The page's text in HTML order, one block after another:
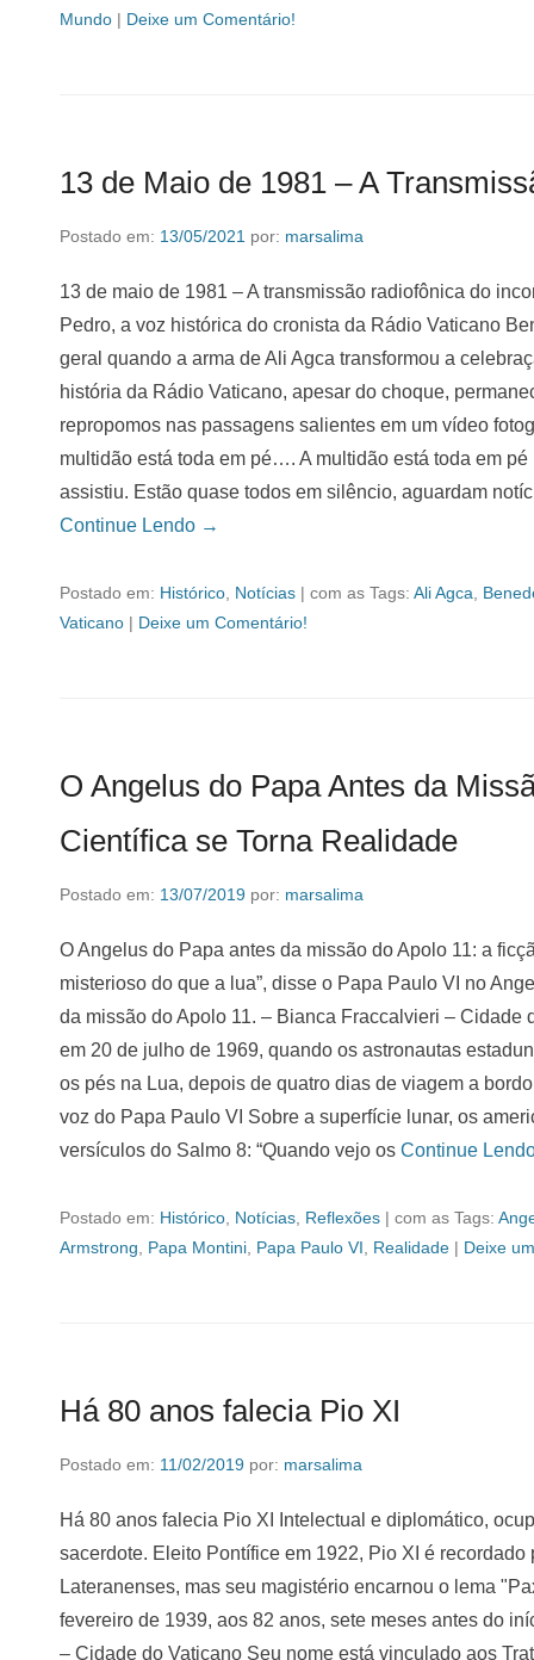
Mundo | Deixe um Comentário!
13 de Maio de 1981 – A
Postado em: 13/05/2021 por: marsalima
13 de maio de 1981 – A transmissão radiofônica do
Pedro, a voz histórica do cronista da Rádio Vaticano
geral quando a arma de Ali Agca transformou a
história da Rádio Vaticano, apesar do choque,
repropomos nas passagens salientes em um vídeo
multidão está toda em pé…. A multidão está toda em
assistiu. Estão quase todos em silêncio, aguardam
Continue Lendo →
Postado em: Histórico Notícias | com as Tags: Ali Agca
Vaticano | Deixe um Comentário!
O Angelus do Papa Antes da
Científica se Torna Realidade
Postado em: 13/07/2019 por: marsalima
O Angelus do Papa antes da missão do Apolo 11: a
misterioso do que a lua”, disse o Papa Paulo VI no
da missão do Apolo 11. – Bianca Fraccalvieri – Cidade
em 20 de julho de 1969, quando os astronautas
os pés na Lua, depois de quatro dias de viagem a
voz do Papa Paulo VI Sobre a superfície lunar, os
versículos do Salmo 8: “Quando vejo os Continue
Postado em: Histórico Notícias Reflexões | com as Tags:
Armstrong
Papa Montini Papa Paulo VI Realidade | Deixe
Há 80 anos falecia Pio XI
Postado em: 11/02/2019 por: marsalima
Há 80 anos falecia Pio XI Intelectual e diplomático,
sacerdote. Eleito Pontífice em 1922, Pio XI é
Lateranenses, mas seu magistério encarnou o lema
fevereiro de 1939, aos 82 anos, sete meses antes do
– Cidade do Vaticano Seu nome está vinculado aos